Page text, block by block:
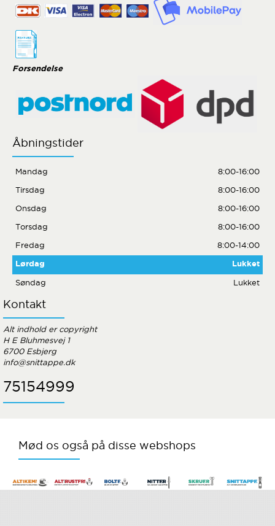
Forsendelse
Åbningstider
Mandag 8:00-16:00
Tirsdag 8:00-16:00
Onsdag 8:00-16:00
Torsdag 8:00-16:00
Fredag 8:00-14:00
Lørdag Lukket
Søndag Lukket
Kontakt
Alt indhold er copyright
H E Bluhmesvej 1
6700 Esbjerg
info@snittappe.dk
75154999
Mød os også på disse webshops